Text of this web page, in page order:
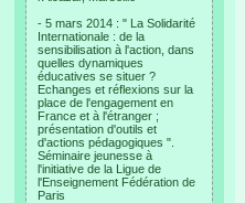
- 5 mars 2014 : " La Solidarité
Internationale : de la
sensibilisation à l'action, dans
quelles dynamiques
éducatives se situer ?
Echanges et réflexions sur la
place de l'engagement en
France et à l'étranger ;
présentation d'outils et
d'actions pédagogiques ".
Séminaire jeunesse à
l'initiative de la Ligue de
l'Enseignement Fédération de
Paris